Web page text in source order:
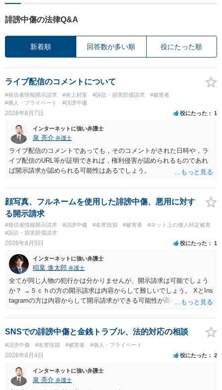
誹謗中傷の法律Q&A
新着順 回答数が多い順 役にたった順
ライブ配信のコメントについて
#発信者情報開示請求 #炎上対策 #訴訟・損害賠償請求
#被害者
#個人・プライベート
#誹謗中傷
2026年8月7日 役にたった 1
インターネットに強い弁護士
泉 亮介 弁護士
ライブ配信のコメントであっても，そのコメントがされた日時や，ラ
イブ配信のURL等が証明できれば，権利侵害が認められるものであれ
ば開示請求が認められる可能性はあるでしょう。
顔写真、フルネームを使用した誹謗中傷、悪用に対す
る開示請求
#発信者情報開示請求 #誹謗中傷 #名誉毀損 #被害者
#ネット上の個人特定被害
#訴訟・損害賠償請求
2026年8月5日 役にたった 1
インターネットに強い弁護士
稲葉 進太郎 弁護士
全てが同じ人物の犯行かは分かりませんが、開示請求は可能でしょう
か？ →５ｃｈの方の開示請求は内容からして難しいでしょう。 XとIns
tagramの方は内容からして開示請求ができる可能性が高いでしょう。
いでしょう。７月中にアカウントが削除されている場合、今から進め
ても失敗する可能性が高いように思われます。 相手を特定できた場
合、相手に全ての弁護士費用を負担させることは可能でしょうか？ →
訴訟外の交渉で相手方が認めれば負担させることができるでしょう。
訴訟で判決となった場合は、実際の弁護士費用が認められる場合と認
められない場合があり何ともいえないところでしょう。
SNSでの誹謗中傷と金銭トラブル、法的対応の相談
#誹謗中傷 #名誉毀損 #被害者 #個人・プライベート
2026年8月4日 役にたった 2
インターネットに強い弁護士
泉 亮介 弁護士